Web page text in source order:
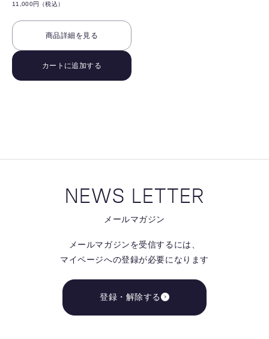
11,000円（税込）
商品詳細を見る
カートに追加する
NEWS LETTER
メールマガジン
メールマガジンを受信するには、
マイページへの登録が必要になります
登録・解除する